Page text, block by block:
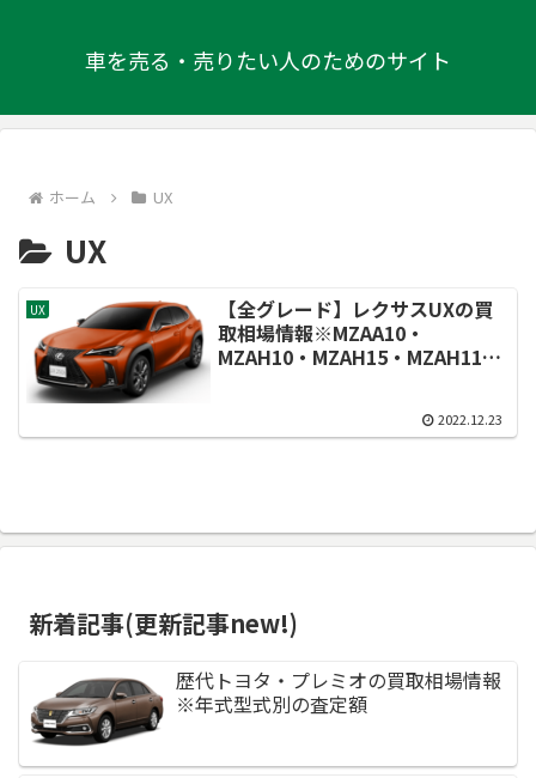
車を売る・売りたい人のためのサイト
ホーム UX
UX
UX
【全グレード】レクサスUXの買
取相場情報※MZAA10・
MZAH10・MZAH15・MZAH11・
2022.12.23
新着記事(更新記事new!)
歴代トヨタ・プレミオの買取相場情報
※年式型式別の査定額